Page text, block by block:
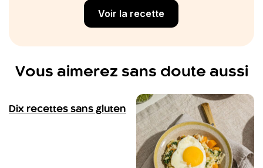
Voir la recette
Vous aimerez sans doute aussi
Dix recettes sans gluten